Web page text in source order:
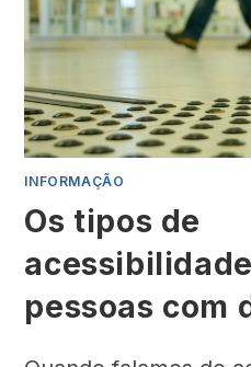
INFORMAÇÃO
Os tipos de
pessoas com